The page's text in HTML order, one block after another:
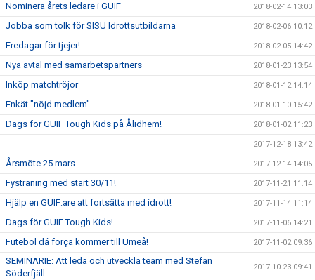
Nominera årets ledare i GUIF 2018-02-14 13:03
Jobba som tolk för SISU Idrottsutbildarna 2018-02-06 10:12
Fredagar för tjejer! 2018-02-05 14:42
Nya avtal med samarbetspartners 2018-01-23 13:54
Inköp matchtröjor 2018-01-12 14:14
Enkät "nöjd medlem" 2018-01-10 15:42
Dags för GUIF Tough Kids på Ålidhem! 2018-01-02 11:23
2017-12-18 13:42
Årsmöte 25 mars 2017-12-14 14:05
Fysträning med start 30/11! 2017-11-21 11:14
Hjälp en GUIF:are att fortsätta med idrott! 2017-11-14 11:14
Dags för GUIF Tough Kids! 2017-11-06 14:21
Futebol dá força kommer till Umeå! 2017-11-02 09:36
SEMINARIE: Att leda och utveckla team med Stefan
Söderfjäll
2017-10-23 09:41